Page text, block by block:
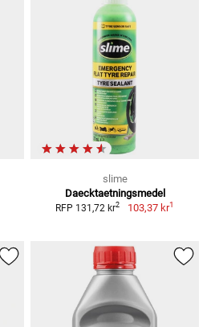
slime
Daecktaetningsmedel
RFP 131,72 kr2 103,37 kr1